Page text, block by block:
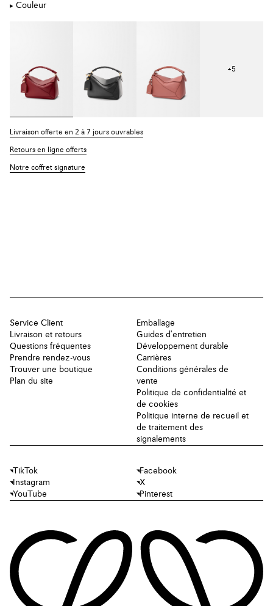
Couleur
+5
Livraison offerte en 2 à 7 jours ouvrables
Retours en ligne offerts
Notre coffret signature
Service Client
Livraison et retours
Questions fréquentes
Prendre rendez-vous
Trouver une boutique
Plan du site
Emballage
Guides d'entretien
Développement durable
Carrières
Conditions générales de
vente
Politique de confidentialité et
de cookies
Politique interne de recueil et
de traitement des
signalements
TikTok
Facebook
Instagram
X
YouTube
Pinterest